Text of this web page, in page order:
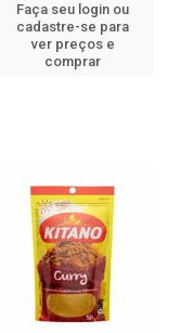
Faça seu login ou
cadastre-se para
ver preços e
comprar